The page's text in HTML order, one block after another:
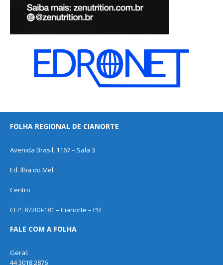
FOLHA REGIONAL DE CIANORTE
Avenida Brasil, 1167 – Sala 3
Ed. Ilha do Mel
Centro
CEP: 87200-181 – Cianorte – PR
FALE COM A FOLHA
Geral:
44 3018 2876